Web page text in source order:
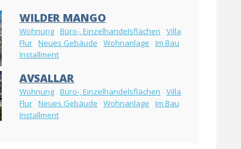
WILDER MANGO
Wohnung Büro-, Einzelhandelsflächen
Villa
Flur Neues Gebäude Wohnanlage
Im Bau
Installment
AVSALLAR
Wohnung Büro-, Einzelhandelsflächen
Villa
Flur Neues Gebäude Wohnanlage
Im Bau
Installment